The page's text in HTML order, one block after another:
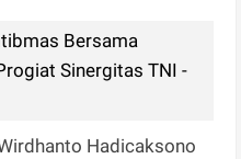
Bersama
Sinergitas TNI -
Hadicaksono